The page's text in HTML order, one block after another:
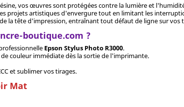
vos œuvres sont protégées contre la lumière et
projets artistiques d'envergure tout en limitant les
la tête d'impression, entraînant tout défaut de ligne sur vos
boutique.com ?
Epson Stylus Photo R3000.
couleur immédiate dès la sortie de l'imprimante.
et sublimer vos tirages.
Mat